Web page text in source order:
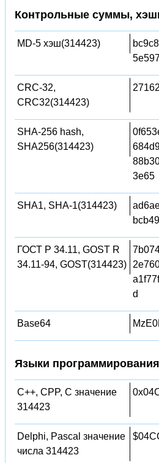
Контрольные суммы,
MD-5 хэш(314423)
CRC-32,
CRC32(314423)
SHA-256 hash,
SHA256(314423)
3e65
SHA1, SHA-1(314423)
ГОСТ Р 34.11, GOST R
34.11-94, GOST(314423)
d
Base64
Языки программирования
C++, CPP, C значение
314423
Delphi, Pascal значение
числа 314423